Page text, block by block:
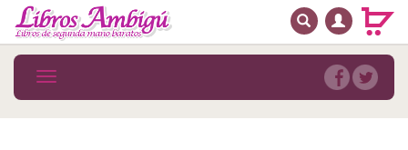
MENÚ PRINCIPAL
Novedades
BUSCAR
Toggle
navigation